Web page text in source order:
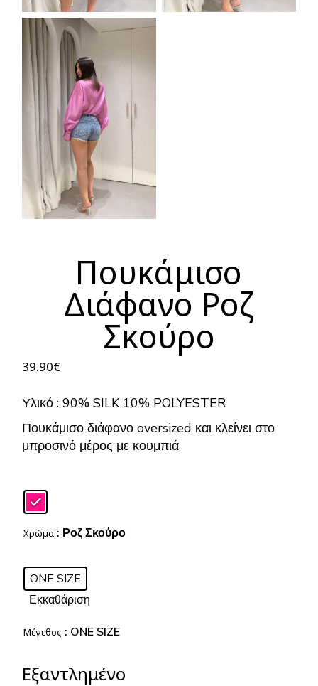
Πουκάμισο
Διάφανο Ροζ
Σκούρο
39.90€
Υλικό : 90% SILK 10% POLYESTER
Πουκάμισο διάφανο oversized και κλείνει στο
μπροσινό μέρος με κουμπιά
Χρώμα : Ροζ Σκούρο
Μέγεθος : ONE SIZE
ONE SIZE
Εκκαθάριση
Εξαντλημένο